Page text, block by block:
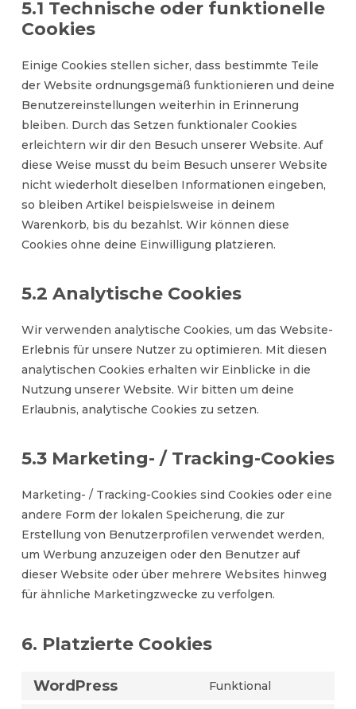
5.1 Technische oder funktionelle
Cookies
Einige Cookies stellen sicher, dass bestimmte Teile
der Website ordnungsgemäß funktionieren und deine
Benutzereinstellungen weiterhin in Erinnerung
bleiben. Durch das Setzen funktionaler Cookies
erleichtern wir dir den Besuch unserer Website. Auf
diese Weise musst du beim Besuch unserer Website
nicht wiederholt dieselben Informationen eingeben,
so bleiben Artikel beispielsweise in deinem
Warenkorb, bis du bezahlst. Wir können diese
Cookies ohne deine Einwilligung platzieren.
5.2 Analytische Cookies
Wir verwenden analytische Cookies, um das Website-
Erlebnis für unsere Nutzer zu optimieren. Mit diesen
analytischen Cookies erhalten wir Einblicke in die
Nutzung unserer Website. Wir bitten um deine
Erlaubnis, analytische Cookies zu setzen.
5.3 Marketing- / Tracking-Cookies
Marketing- / Tracking-Cookies sind Cookies oder eine
andere Form der lokalen Speicherung, die zur
Erstellung von Benutzerprofilen verwendet werden,
um Werbung anzuzeigen oder den Benutzer auf
dieser Website oder über mehrere Websites hinweg
für ähnliche Marketingzwecke zu verfolgen.
6. Platzierte Cookies
WordPress Funktional